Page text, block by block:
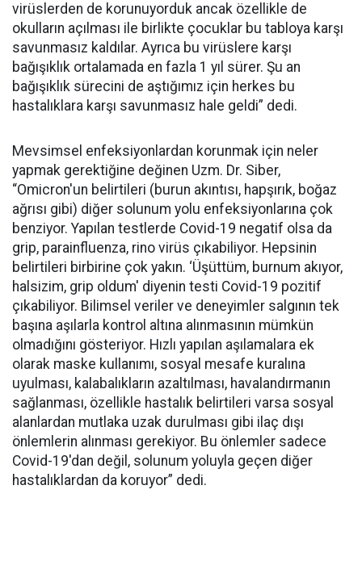
virüslerden de korunuyorduk ancak özellikle de
okulların açılması ile birlikte çocuklar bu tabloya karşı
savunmasız kaldılar. Ayrıca bu virüslere karşı
bağışıklık ortalamada en fazla 1 yıl sürer. Şu an
bağışıklık sürecini de aştığımız için herkes bu
hastalıklara karşı savunmasız hale geldi” dedi.
Mevsimsel enfeksiyonlardan korunmak için neler
yapmak gerektiğine değinen Uzm. Dr. Siber,
“Omicron'un belirtileri (burun akıntısı, hapşırık, boğaz
ağrısı gibi) diğer solunum yolu enfeksiyonlarına çok
benziyor. Yapılan testlerde Covid-19 negatif olsa da
grip, parainfluenza, rino virüs çıkabiliyor. Hepsinin
belirtileri birbirine çok yakın. ‘Üşüttüm, burnum akıyor,
halsizim, grip oldum' diyenin testi Covid-19 pozitif
çıkabiliyor. Bilimsel veriler ve deneyimler salgının tek
başına aşılarla kontrol altına alınmasının mümkün
olmadığını gösteriyor. Hızlı yapılan aşılamalara ek
olarak maske kullanımı, sosyal mesafe kuralına
uyulması, kalabalıkların azaltılması, havalandırmanın
sağlanması, özellikle hastalık belirtileri varsa sosyal
alanlardan mutlaka uzak durulması gibi ilaç dışı
önlemlerin alınması gerekiyor. Bu önlemler sadece
Covid-19'dan değil, solunum yoluyla geçen diğer
hastalıklardan da koruyor” dedi.